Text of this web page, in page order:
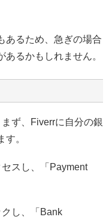
あるため、急ぎの場合
るかもしれません。
ず、Fiverrに自分の銀
。
スし、「Payment
クし、「Bank